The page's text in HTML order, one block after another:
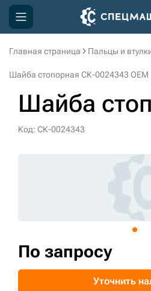
Главная страница Пальцы и
Шайба стопорная СК-0024343 OEM
Шайба
Код: СК-0024343
По запросу
Уточнить
Компания
Доставка и оплата
Информация
sksale@skdst.ru
+7 (499) 394-50-93